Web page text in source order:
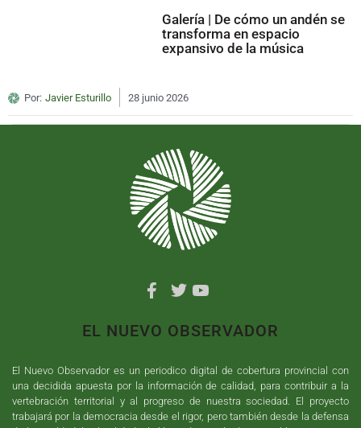
Galería | De cómo un andén se
transforma en espacio
expansivo de la música
Por: Javier Esturillo 28 junio 2026
EL NUEVO OBSERVADOR
El Nuevo Observador es un periodico digital de cobertura provincial con
una decidida apuesta por la información de calidad, para contribuir a la
vertebración territorial y al progreso de nuestra sociedad. El proyecto
trabajará por la democracia desde el rigor, pero también desde la defensa